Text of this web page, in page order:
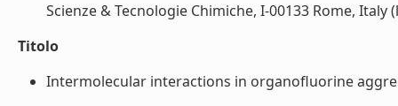
Scienze & Tecnologie Chimiche, I-00133 Rome, Italy
Titolo
Intermolecular interactions in organofluorine